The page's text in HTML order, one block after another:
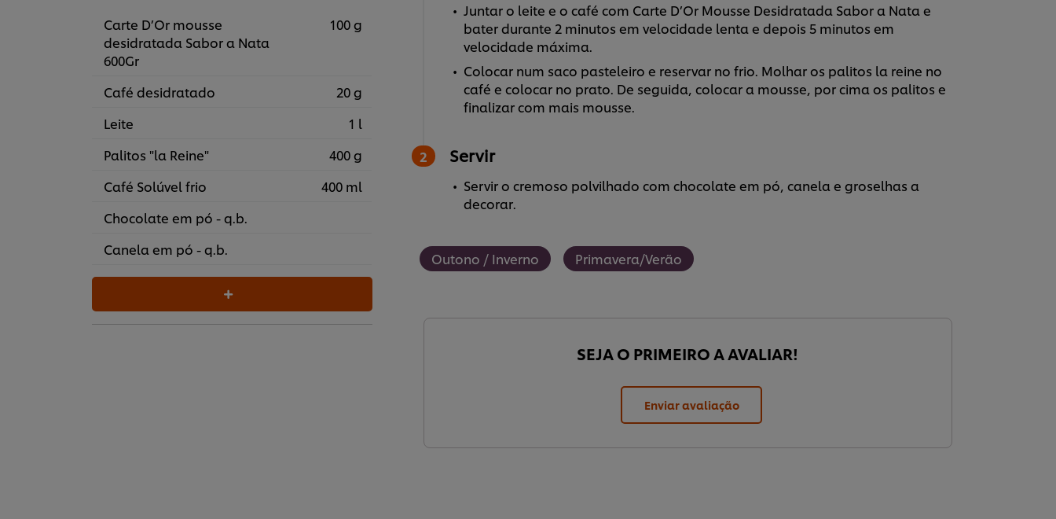
Carte D’Or mousse
desidratada Sabor a Nata
600Gr
100 g
Café desidratado
20 g
Leite
1 l
Palitos "la Reine"
400 g
Café Solúvel frio
400 ml
Chocolate em pó - q.b.
Canela em pó - q.b.
Juntar o leite e o café com Carte D’Or Mousse Desidratada Sabor a Nata e
bater durante 2 minutos em velocidade lenta e depois 5 minutos em
velocidade máxima.
Colocar num saco pasteleiro e reservar no frio. Molhar os palitos la reine no
café e colocar no prato. De seguida, colocar a mousse, por cima os palitos e
finalizar com mais mousse.
Servir
Servir o cremoso polvilhado com chocolate em pó, canela e groselhas a
decorar.
Outono / Inverno Primavera/Verão
SEJA O PRIMEIRO A AVALIAR!
Enviar avaliação